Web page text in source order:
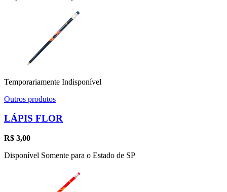
Temporariamente Indisponível
Outros produtos
LÁPIS FLOR
R$ 3,00
Disponível Somente para o Estado de SP